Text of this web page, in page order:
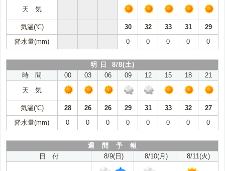
天 気
気温(℃) 30 32 33 31
29
降水量(mm)
0 0 0 0 0
明 日 8/8(土)
時 間
00 03 06 09 12 15 18
21
天 気
気温(℃) 28 26 26 29 31 33 32
27
降水量(mm)
0 0 0 0 0 0 0 0
週 間 予 報
日 付
8/9(日) 8/10(月) 8/11(火)